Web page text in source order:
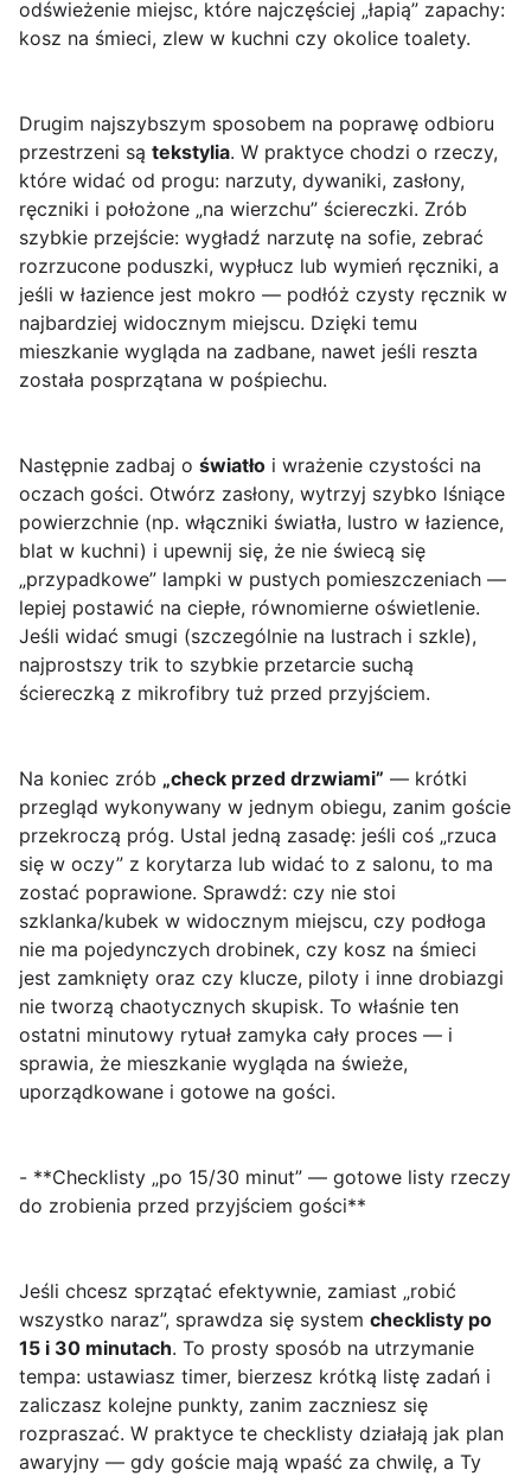
odświeżenie miejsc, które najczęściej „łapią” zapachy:
kosz na śmieci, zlew w kuchni czy okolice toalety.
Drugim najszybszym sposobem na poprawę odbioru
przestrzeni są tekstylia. W praktyce chodzi o rzeczy,
które widać od progu: narzuty, dywaniki, zasłony,
ręczniki i położone „na wierzchu” ściereczki. Zrób
szybkie przejście: wygładź narzutę na sofie, zebrać
rozrzucone poduszki, wypłucz lub wymień ręczniki, a
jeśli w łazience jest mokro — podłóż czysty ręcznik w
najbardziej widocznym miejscu. Dzięki temu
mieszkanie wygląda na zadbane, nawet jeśli reszta
została posprzątana w pośpiechu.
Następnie zadbaj o światło i wrażenie czystości na
oczach gości. Otwórz zasłony, wytrzyj szybko lśniące
powierzchnie (np. włączniki światła, lustro w łazience,
blat w kuchni) i upewnij się, że nie świecą się
„przypadkowe” lampki w pustych pomieszczeniach —
lepiej postawić na ciepłe, równomierne oświetlenie.
Jeśli widać smugi (szczególnie na lustrach i szkle),
najprostszy trik to szybkie przetarcie suchą
ściereczką z mikrofibry tuż przed przyjściem.
Na koniec zrób „check przed drzwiami” — krótki
przegląd wykonywany w jednym obiegu, zanim goście
przekroczą próg. Ustal jedną zasadę: jeśli coś „rzuca
się w oczy” z korytarza lub widać to z salonu, to ma
zostać poprawione. Sprawdź: czy nie stoi
szklanka/kubek w widocznym miejscu, czy podłoga
nie ma pojedynczych drobinek, czy kosz na śmieci
jest zamknięty oraz czy klucze, piloty i inne drobiazgi
nie tworzą chaotycznych skupisk. To właśnie ten
ostatni minutowy rytuał zamyka cały proces — i
sprawia, że mieszkanie wygląda na świeże,
uporządkowane i gotowe na gości.
- **Checklisty „po 15/30 minut” — gotowe listy rzeczy
do zrobienia przed przyjściem gości**
Jeśli chcesz sprzątać efektywnie, zamiast „robić
wszystko naraz”, sprawdza się system checklisty po
15 i 30 minutach. To prosty sposób na utrzymanie
tempa: ustawiasz timer, bierzesz krótką listę zadań i
zaliczasz kolejne punkty, zanim zaczniesz się
rozpraszać. W praktyce te checklisty działają jak plan
awaryjny — gdy goście mają wpaść za chwilę, a Ty